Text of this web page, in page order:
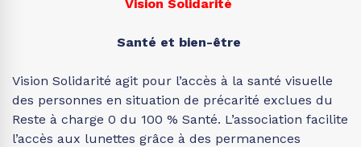
Vision Solidarité
Santé et bien-être
Vision Solidarité agit pour l’accès à la santé visuelle
des personnes en situation de précarité exclues du
Reste à charge 0 du 100 % Santé. L’association facilite
l’accès aux lunettes grâce à des permanences